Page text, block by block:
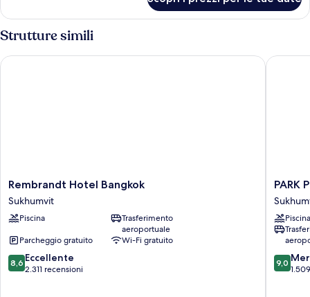
Deluxe
Twin
Strutture simili
Rembrandt
Hotel
Bangkok
Sukhumvit
Rembrandt Hotel Bangkok
Sukhumvit
Piscina
Trasferimento
aeroportuale
Parcheggio gratuito
Wi-Fi gratuito
8.6
su
8,6 Eccellente
2.311 recensioni
Rembrandt Hotel Bangkok
PARK
PLAZA
SOI
18
PARK
Piscina
9.0
su
9,0
PARK